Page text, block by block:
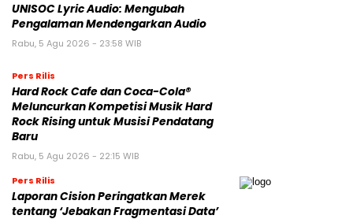
UNISOC Lyric Audio: Mengubah
Pengalaman Mendengarkan Audio
Rabu, 5 Agu 2026 - 23:58 WIB
Pers Rilis
Hard Rock Cafe dan Coca-Cola®
Meluncurkan Kompetisi Musik Hard
Rock Rising untuk Musisi Pendatang
Baru
Rabu, 5 Agu 2026 - 22:15 WIB
Pers Rilis
Laporan Cision Peringatkan Merek
tentang ‘Jebakan Fragmentasi Data’